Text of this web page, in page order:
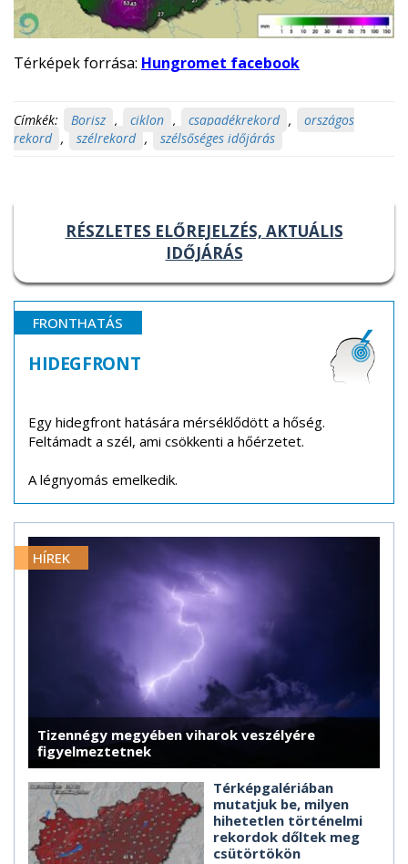
Térképek forrása: Hungromet facebook
Címkék: Borisz , ciklon , csapadékrekord ,
országos
rekord , szélrekord , szélsőséges időjárás
RÉSZLETES ELŐREJELZÉS, AKTUÁLIS
IDŐJÁRÁS
FRONTHATÁS
HIDEGFRONT
Egy hidegfront hatására mérséklődött a hőség.
Feltámadt a szél, ami csökkenti a hőérzetet.
A légnyomás emelkedik.
HÍREK
Tizennégy megyében viharok veszélyére
figyelmeztetnek
Térképgalériában
mutatjuk be, milyen
hihetetlen történelmi
rekordok dőltek meg
csütörtökön